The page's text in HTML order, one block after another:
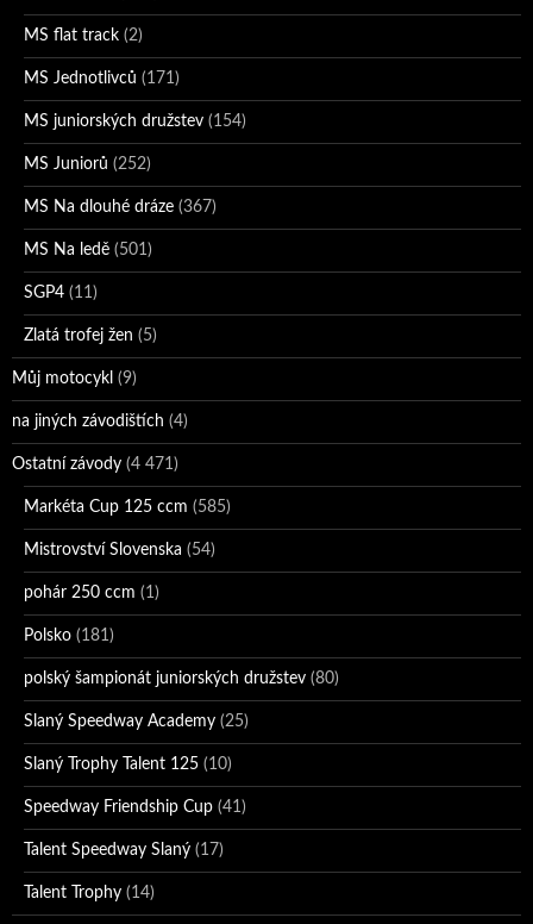
MS flat track (2)
MS Jednotlivců (171)
MS juniorských družstev (154)
MS Juniorů (252)
MS Na dlouhé dráze (367)
MS Na ledě (501)
SGP4 (11)
Zlatá trofej žen (5)
Můj motocykl (9)
na jiných závodištích (4)
Ostatní závody (4 471)
Markéta Cup 125 ccm (585)
Mistrovství Slovenska (54)
pohár 250 ccm (1)
Polsko (181)
polský šampionát juniorských družstev (80)
Slaný Speedway Academy (25)
Slaný Trophy Talent 125 (10)
Speedway Friendship Cup (41)
Talent Speedway Slaný (17)
Talent Trophy (14)